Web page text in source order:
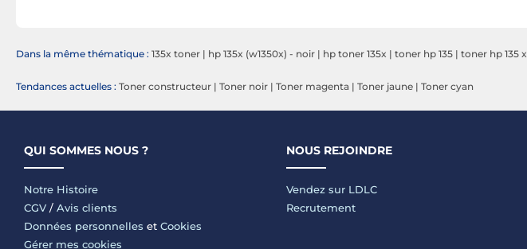
Dans la même thématique : 135x toner | hp 135x (w1350x) - noir | hp toner 135x | toner hp 135 | toner hp 135 x
Tendances actuelles : Toner constructeur | Toner noir | Toner magenta | Toner jaune | Toner cyan
QUI SOMMES NOUS ?
Notre Histoire
CGV / Avis clients
Données personnelles et Cookies
Gérer mes cookies
NOUS REJOINDRE
Vendez sur LDLC
Recrutement